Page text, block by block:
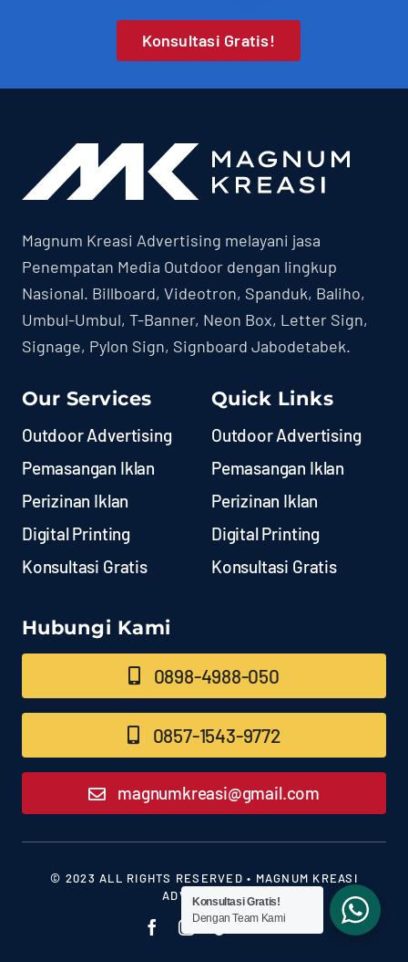
Konsultasi Gratis!
Magnum Kreasi Advertising melayani jasa
Penempatan Media Outdoor dengan lingkup
Nasional. Billboard, Videotron, Spanduk, Baliho,
Umbul-Umbul, T-Banner, Neon Box, Letter Sign,
Signage, Pylon Sign, Signboard Jabodetabek.
Our Services
Outdoor Advertising
Pemasangan Iklan
Perizinan Iklan
Digital Printing
Konsultasi Gratis
Quick Links
Outdoor Advertising
Pemasangan Iklan
Perizinan Iklan
Digital Printing
Konsultasi Gratis
Hubungi Kami
0898-4988-050
0857-1543-9772
magnumkreasi@gmail.com
© 2023 ALL RIGHTS RESERVED • MAGNUM KREASI
ADVERTISING
Konsultasi Gratis!
Dengan Team Kami